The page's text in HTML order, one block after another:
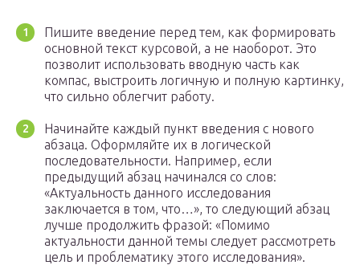
Пишите введение перед тем, как формировать
основной текст курсовой, а не наоборот. Это
позволит использовать вводную часть как
компас, выстроить логичную и полную картинку,
что сильно облегчит работу.
Начинайте каждый пункт введения с нового
абзаца. Оформляйте их в логической
последовательности. Например, если
предыдущий абзац начинался со слов:
«Актуальность данного исследования
заключается в том, что…», то следующий абзац
лучше продолжить фразой: «Помимо
актуальности данной темы следует рассмотреть
цель и проблематику этого исследования».